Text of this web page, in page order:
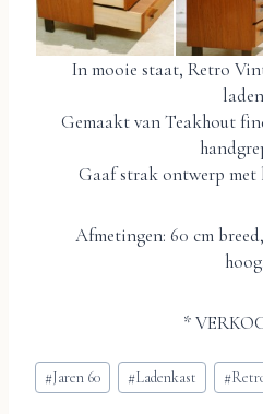
In mooie staat, Retro
Gemaakt van Teakhout
Gaaf strak ontwerp met
Afmetingen: 60 cm
hoog.
*
Bericht
tags:
#Jaren 60 #Ladenkast #